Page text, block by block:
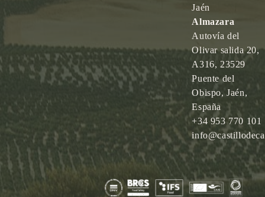
Jaén
Almazara
Autovía del
Olivar salida 20,
A316, 23529
Puente del
Obispo, Jaén,
España
+34 953 770 101